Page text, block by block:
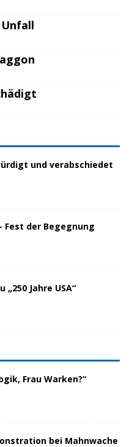
und verabschiedet
Fest der Begegnung
Jahre USA“
Frau Warken?“
bei Mahnwache